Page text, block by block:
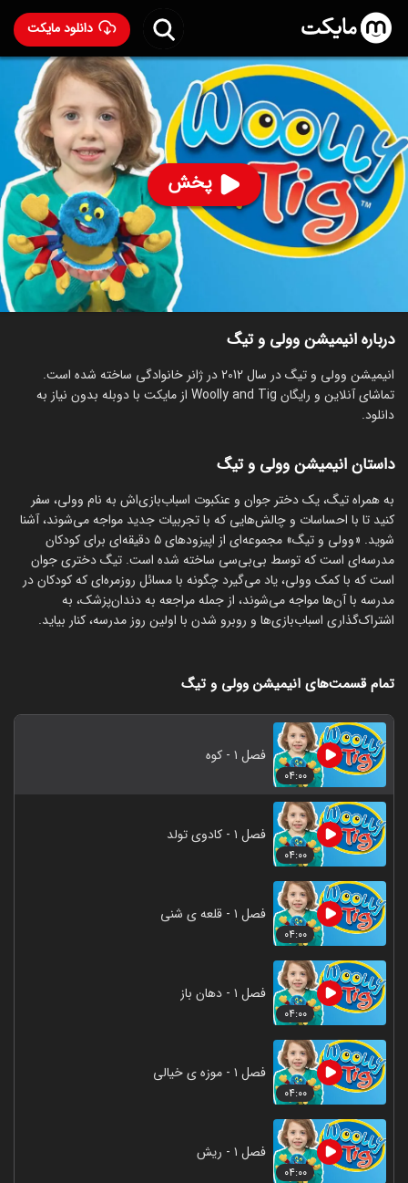
دانلود مایکت
پخش
انیمیشن وولی و تیگ با دوبله فارسی
- Woolly and Tig
2012
۲۶۳ 72% ۷.۵
ساخت بریتانیا سال 2012
رده سنی ۱۳+
سریال
خانوادگی انیمیشن
انیمیشن‌های مشابه
درباره انیمیشن وولی و تیگ
انیمیشن وولی و تیگ در سال 2012 در ژانر خانوادگی ساخته شده است.
تماشای آنلاین و رایگان Woolly and Tig از مایکت با دوبله بدون نیاز به
دانلود.
داستان انیمیشن وولی و تیگ
به همراه تیگ، یک دختر جوان و عنکبوت اسباب‌بازی‌اش به نام وولی، سفر
کنید تا با احساسات و چالش‌هایی که با تجربیات جدید مواجه می‌شوند، آشنا
شوید. «وولی و تیگ» مجموعه‌ای از اپیزودهای ۵ دقیقه‌ای برای کودکان
مدرسه‌ای است که توسط بی‌بی‌سی ساخته شده است. تیگ دختری جوان
است که با کمک وولی، یاد می‌گیرد چگونه با مسائل روزمره‌ای که کودکان در
مدرسه با آن‌ها مواجه می‌شوند، از جمله مراجعه به دندان‌پزشک، به
اشتراک‌گذاری اسباب‌بازی‌ها و روبرو شدن با اولین روز مدرسه، کنار بیاید.
تمام قسمت‌های انیمیشن وولی و تیگ
۰۴:۰۰
فصل ۱ - کوه
۰۴:۰۰
فصل ۱ - کادوی تولد
۰۴:۰۰
فصل ۱ - قلعه ی شنی
۰۴:۰۰
فصل ۱ - دهان باز
۰۴:۰۰
فصل ۱ - موزه ی خیالی
۰۴:۰۰
فصل ۱ - ریش